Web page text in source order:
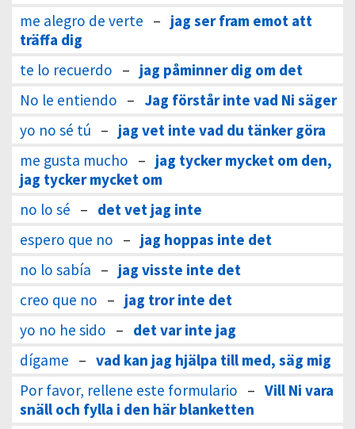
me alegro de verte – jag ser fram emot att
träffa dig
te lo recuerdo – jag påminner dig om det
No le entiendo – Jag förstår inte vad Ni säger
yo no sé tú – jag vet inte vad du tänker göra
me gusta mucho – jag tycker mycket om den,
jag tycker mycket om
no lo sé – det vet jag inte
espero que no – jag hoppas inte det
no lo sabía – jag visste inte det
creo que no – jag tror inte det
yo no he sido – det var inte jag
dígame – vad kan jag hjälpa till med, säg mig
Por favor, rellene este formulario – Vill Ni vara
snäll och fylla i den här blanketten